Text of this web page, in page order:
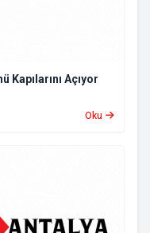
Kapılarını Açıyor
Oku